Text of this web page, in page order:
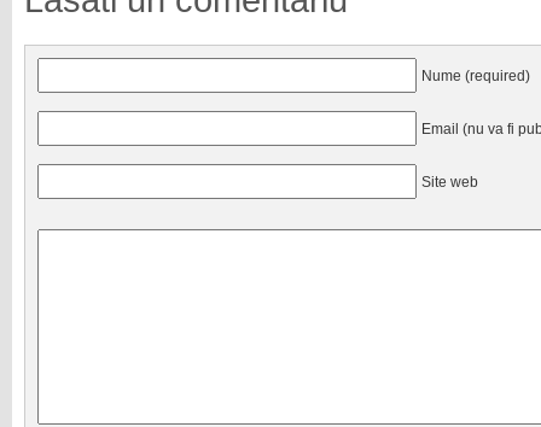
Nume (required)
Email (nu va fi
Site web